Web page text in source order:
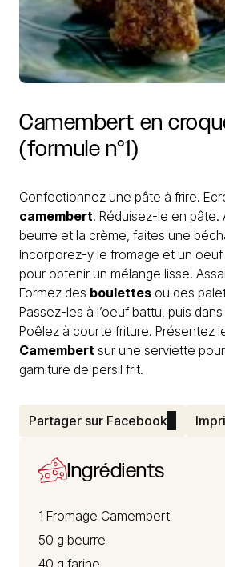
Camembert en
(formule n°1)
Confectionnez une pâte à frire.
camembert. Réduisez-le en pâte.
beurre et la crème, faites une
Incorporez-y le fromage et un oeuf
pour obtenir un mélange lisse.
Formez des boulettes ou des
Passez-les à l’oeuf battu, puis
Poêlez à courte friture. Présentez
Camembert sur une serviette
garniture de persil frit.
Partager sur Facebook
Ingrédients
1 Fromage Camembert
50 g beurre
40 g farine